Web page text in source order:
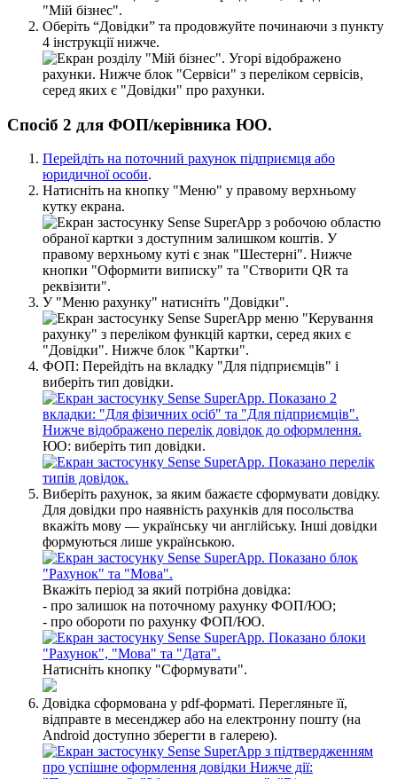
Оберіть “Довідки” та продовжуйте починаючи з пункту
4 інструкції нижче.
Спосіб 2 для ФОП/керівника ЮО.
Перейдіть на поточний рахунок підприємця або
юридичної особи.
Натисніть на кнопку "Меню" у правому верхньому
кутку екрана.
У "Меню рахунку" натисніть "Довідки".
ФОП: Перейдіть на вкладку "Для підприємців" і
виберіть тип довідки.
ЮО: виберіть тип довідки.
Виберіть рахунок, за яким бажаєте сформувати довідку.
Для довідки про наявність рахунків для посольства
вкажіть мову — українську чи англійську. Інші довідки
формуються лише українською.
Вкажіть період за який потрібна довідка:
- про залишок на поточному рахунку ФОП/ЮО;
- про обороти по рахунку ФОП/ЮО.
Натисніть кнопку "Сформувати".
Довідка сформована у pdf-форматі. Перегляньте її,
відправте в месенджер або на електронну пошту (на
Android доступно зберегти в галерею).